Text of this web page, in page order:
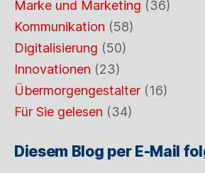
Marke und Marketing (36)
Kommunikation (58)
Digitalisierung (50)
Innovationen (23)
Übermorgengestalter (16)
Für Sie gelesen (34)
Diesem Blog per E-Mail